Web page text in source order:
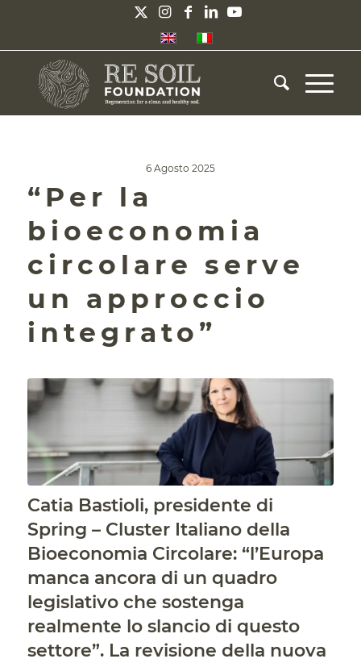
6 Agosto 2025
“Per la
bioeconomia
circolare serve
un approccio
integrato”
Catia Bastioli, presidente di
Spring – Cluster Italiano della
Bioeconomia Circolare: “l’Europa
manca ancora di un quadro
legislativo che sostenga
realmente lo slancio di questo
settore”. La revisione della nuova